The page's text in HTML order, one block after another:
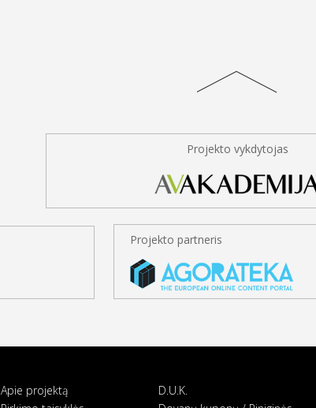
Projekto vykdytojas
Projekto partneris
Apie projektą D.U.K.